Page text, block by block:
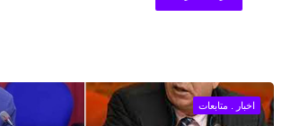
اخبار . متابعات